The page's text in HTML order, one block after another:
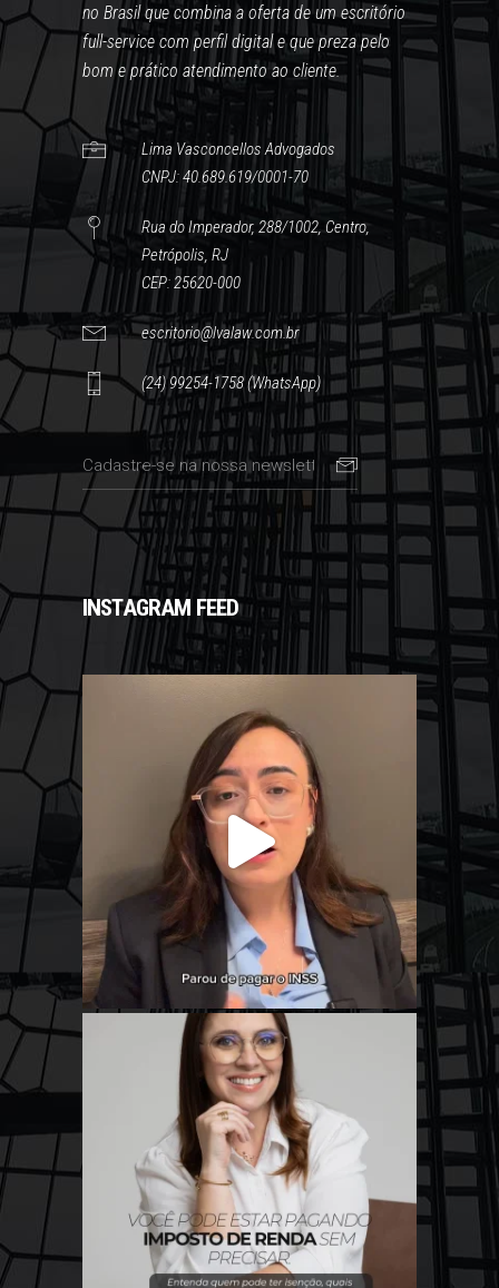
no Brasil que combina a oferta de um escritório
full-service com perfil digital e que preza pelo
bom e prático atendimento ao cliente.
Lima Vasconcellos Advogados
CNPJ: 40.689.619/0001-70
Rua do Imperador, 288/1002, Centro,
Petrópolis, RJ
CEP: 25620-000
escritorio@lvalaw.com.br
(24) 99254-1758 (WhatsApp)
INSTAGRAM FEED